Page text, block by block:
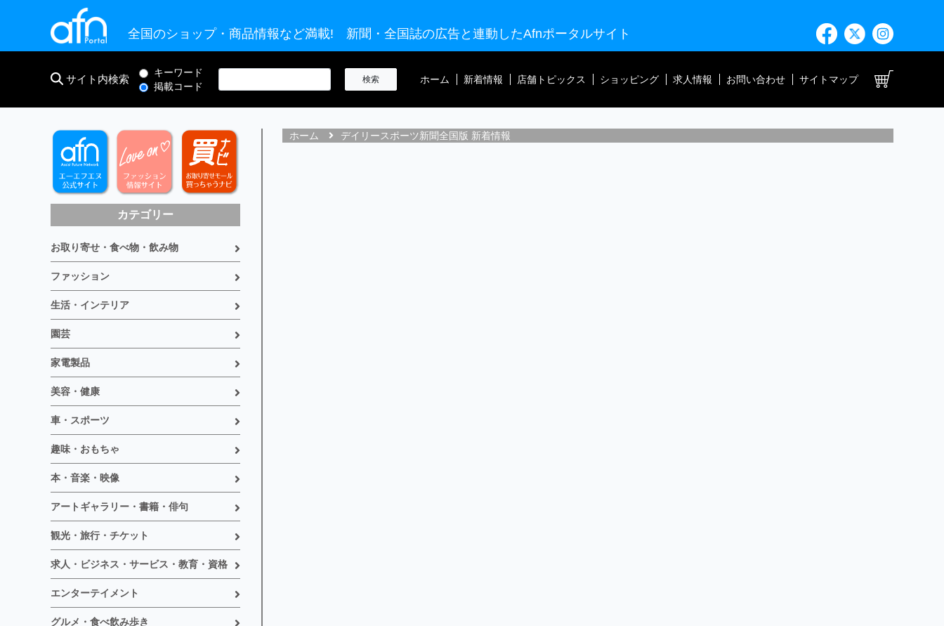
全国のショップ・商品情報など満載! 新聞・全国誌の広告と連動したAfnポータルサイト
サイト内検索
キーワード
掲載コード
ホーム 新着情報 店舗トピックス ショッピング 求人情報 お問い合わせ サイトマップ
カテゴリー
お取り寄せ・食べ物・飲み物
ファッション
生活・インテリア
園芸
家電製品
美容・健康
車・スポーツ
趣味・おもちゃ
本・音楽・映像
アートギャラリー・書籍・俳句
観光・旅行・チケット
求人・ビジネス・サービス・教育・資格
エンターテイメント
グルメ・食べ飲み歩き
ホーム デイリースポーツ新聞全国版 新着情報